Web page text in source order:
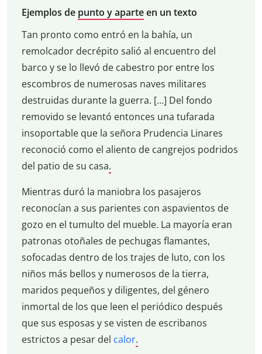
Ejemplos de punto y aparteen un texto
Tan pronto como entró en la bahía, un
remolcador decrépito salió al encuentro del
barco y se lo llevó de cabestro por entre los
escombros de numerosas naves militares
destruidas durante la guerra. […] Del fondo
removido se levantó entonces una tufarada
insoportable que la señora Prudencia Linares
reconoció como el aliento de cangrejos podridos
del patio de su casa.
Mientras duró la maniobra los pasajeros
reconocían a sus parientes con aspavientos de
gozo en el tumulto del mueble. La mayoría eran
patronas otoñales de pechugas flamantes,
sofocadas dentro de los trajes de luto, con los
niños más bellos y numerosos de la tierra,
maridos pequeños y diligentes, del género
inmortal de los que leen el periódico después
que sus esposas y se visten de escribanos
estrictos a pesar del calor.